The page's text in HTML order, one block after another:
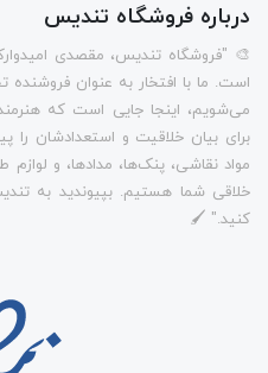
درباره فروشگاه تندیس
🎨 "فروشگاه تندیس، مقصدی
است. ما با افتخار به عنوان
می‌شویم، اینجا جایی است که
برای بیان خلاقیت و استعدادشان را
مواد نقاشی، پنک‌ها، مدادها، و
خلاقی شما هستیم. بپیوندید به
کنید." 🖌️